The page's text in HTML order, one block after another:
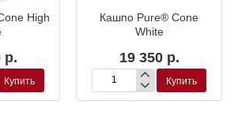
High
р.
Купить
Кашпо Pure® Cone
White
19 350 р.
Кашпо
Pure®
Купить